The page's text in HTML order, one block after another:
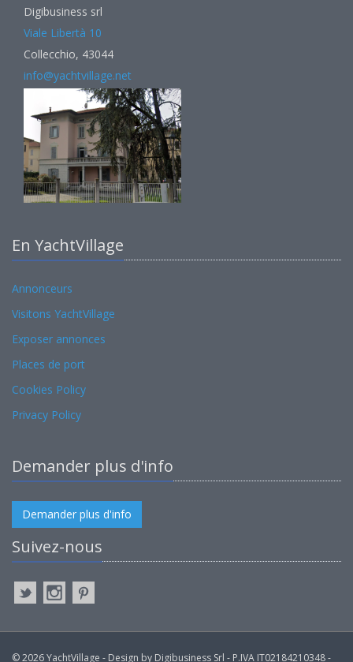
Digibusiness srl
Viale Libertà 10
Collecchio, 43044
info@yachtvillage.net
En YachtVillage
Annonceurs
Visitons YachtVillage
Exposer annonces
Places de port
Cookies Policy
Privacy Policy
Demander plus d'info
Demander plus d'info
Suivez-nous
© 2026 YachtVillage - Design by Digibusiness Srl - P.IVA IT02184210348 -